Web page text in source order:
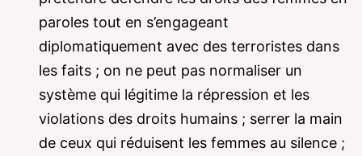
paroles tout en s’engageant
diplomatiquement avec des terroristes dans
les faits ; on ne peut pas normaliser un
système qui légitime la répression et les
violations des droits humains ; serrer la main
de ceux qui réduisent les femmes au silence ;